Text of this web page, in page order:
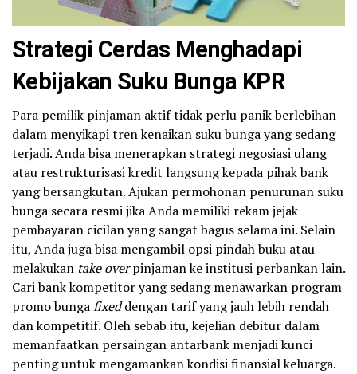
Strategi Cerdas Menghadapi
Kebijakan Suku Bunga KPR
Para pemilik pinjaman aktif tidak perlu panik berlebihan
dalam menyikapi tren kenaikan suku bunga yang sedang
terjadi. Anda bisa menerapkan strategi negosiasi ulang
atau restrukturisasi kredit langsung kepada pihak bank
yang bersangkutan. Ajukan permohonan penurunan suku
bunga secara resmi jika Anda memiliki rekam jejak
pembayaran cicilan yang sangat bagus selama ini. Selain
itu, Anda juga bisa mengambil opsi pindah buku atau
melakukan take overpinjaman ke institusi perbankan lain.
Cari bank kompetitor yang sedang menawarkan program
promo bungafixeddengan tarif yang jauh lebih rendah
dan kompetitif. Oleh sebab itu, kejelian debitur dalam
memanfaatkan persaingan antarbank menjadi kunci
penting untuk mengamankan kondisi finansial keluarga.